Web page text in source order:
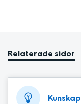
Relaterade sidor